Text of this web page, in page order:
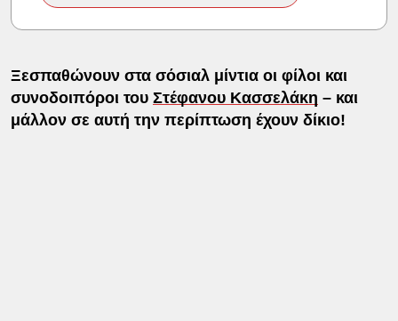
Ξεσπαθώνουν στα σόσιαλ μίντια οι φίλοι και
συνοδοιπόροι του Στέφανου Κασσελάκη – και
μάλλον σε αυτή την περίπτωση έχουν δίκιο!